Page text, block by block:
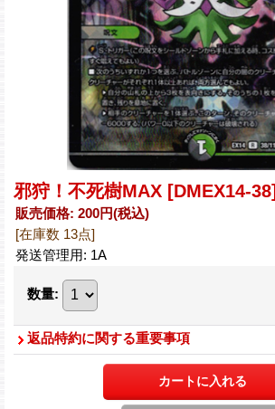
邪狩！不死樹MAX [DMEX14-38]
販売価格: 200円(税込)
[在庫数 13点]
発送管理用: 1A
数量:
返品特約に関する重要事項